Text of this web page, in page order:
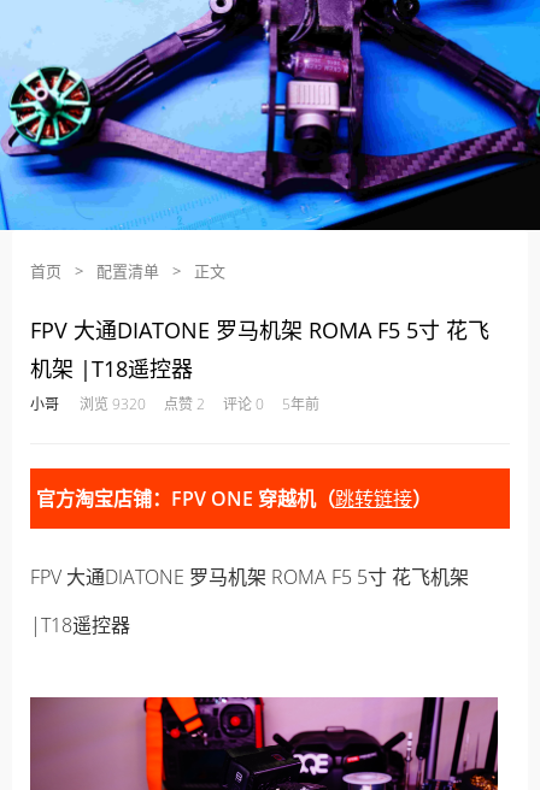
首页 > 配置清单 > 正文
FPV 大通DIATONE 罗马机架 ROMA F5 5寸 花飞
机架 |T18遥控器
小哥 浏览 9320 点赞 2 评论 0 5年前
官方淘宝店铺：FPV ONE 穿越机（跳转链接）
FPV 大通DIATONE 罗马机架 ROMA F5 5寸 花飞机架
|T18遥控器